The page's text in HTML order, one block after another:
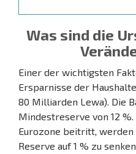
Was sind die
Einer der wichtigsten
Ersparnisse der
80 Milliarden Lewa). Die
Mindestreserve von 12
Eurozone beitritt,
Reserve auf 1 % zu